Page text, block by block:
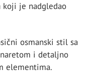
koji je nadgledao
osmanski stil sa
i detaljno
elementima.